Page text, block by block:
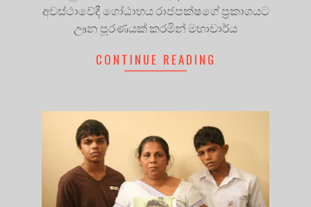
අවස්ථාවේදී ගෝඨාභය රාජපක්ෂගේ ප්‍රකාශයට
ඌන පූරණයක් කරමින් මහාචාර්ය
CONTINUE READING